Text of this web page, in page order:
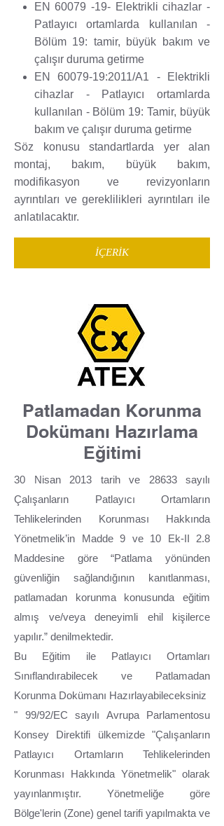
EN 60079 -19- Elektrikli cihazlar -
Patlayıcı ortamlarda kullanılan -
Bölüm 19: tamir, büyük bakım ve
çalışır duruma getirme
EN 60079-19:2011/A1 - Elektrikli
cihazlar - Patlayıcı ortamlarda
kullanılan - Bölüm 19: Tamir, büyük
bakım ve çalışır duruma getirme
Söz konusu standartlarda yer alan
montaj, bakım, büyük bakım,
modifikasyon ve revizyonların
ayrıntıları ve gereklilikleri ayrıntıları ile
anlatılacaktır.
İÇERİK
Patlamadan Korunma
Dokümanı Hazırlama
Eğitimi
30 Nisan 2013 tarih ve 28633 sayılı
Çalışanların Patlayıcı Ortamların
Tehlikelerinden Korunması Hakkında
Yönetmelik’in Madde 9 ve 10 Ek-II 2.8
Maddesine göre “Patlama yönünden
güvenliğin sağlandığının kanıtlanması,
patlamadan korunma konusunda eğitim
almış ve/veya deneyimli ehil kişilerce
yapılır.” denilmektedir.
Bu Eğitim ile Patlayıcı Ortamları
Sınıflandırabilecek ve Patlamadan
Korunma Dokümanı Hazırlayabileceksiniz
" 99/92/EC sayılı Avrupa Parlamentosu
Konsey Direktifi ülkemizde "Çalışanların
Patlayıcı Ortamların Tehlikelerinden
Korunması Hakkında Yönetmelik" olarak
yayınlanmıştır. Yönetmeliğe göre
Bölge'lerin (Zone) genel tarifi yapılmakta ve